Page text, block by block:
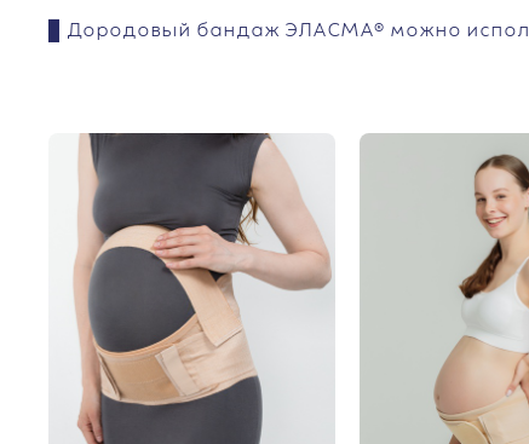
Дородовый бандаж ЭЛАСМА® можно